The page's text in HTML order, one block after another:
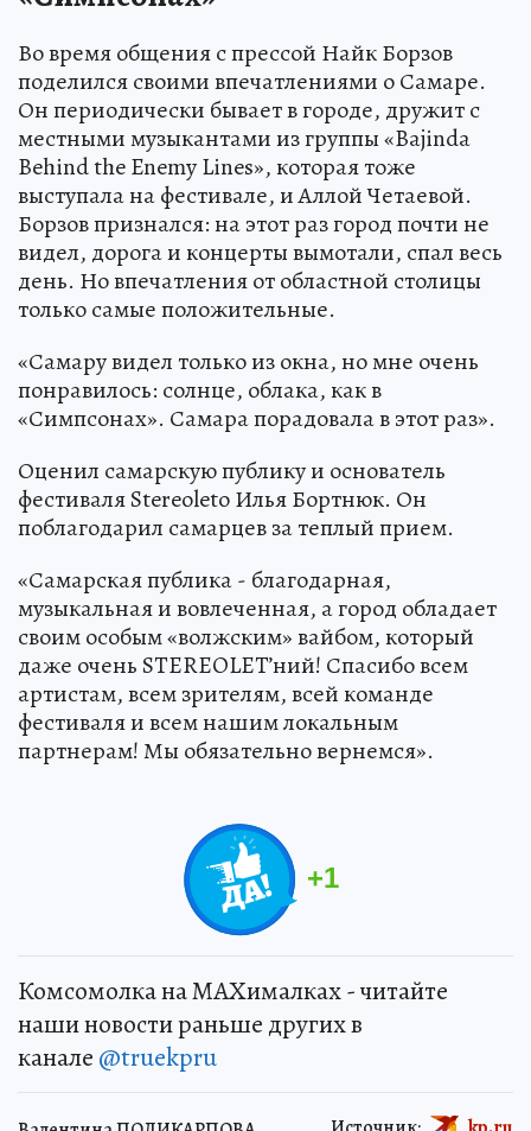
Во время общения с прессой Найк Борзов
поделился своими впечатлениями о Самаре.
Он периодически бывает в городе, дружит с
местными музыкантами из группы «Bajinda
Behind the Enemy Lines», которая тоже
выступала на фестивале, и Аллой Четаевой.
Борзов признался: на этот раз город почти не
видел, дорога и концерты вымотали, спал весь
день. Но впечатления от областной столицы
только самые положительные.
«Самару видел только из окна, но мне очень
понравилось: солнце, облака, как в
«Симпсонах». Самара порадовала в этот раз».
Оценил самарскую публику и основатель
фестиваля Stereoleto Илья Бортнюк. Он
поблагодарил самарцев за теплый прием.
«Самарская публика - благодарная,
музыкальная и вовлеченная, а город обладает
своим особым «волжским» вайбом, который
даже очень STEREOLET’ний! Спасибо всем
артистам, всем зрителям, всей команде
фестиваля и всем нашим локальным
партнерам! Мы обязательно вернемся».
+1
Комсомолка на MAXималках - читайте
наши новости раньше других в
канале @truekpru